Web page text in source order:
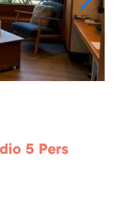
5 Pers